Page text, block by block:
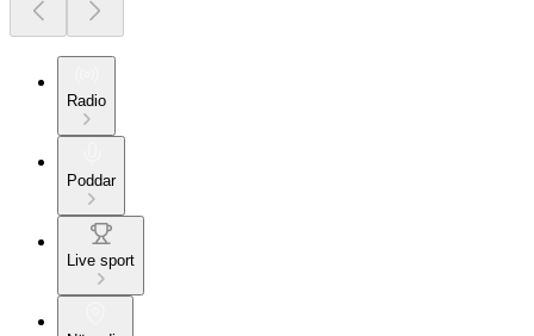
Radio
Poddar
Live sport